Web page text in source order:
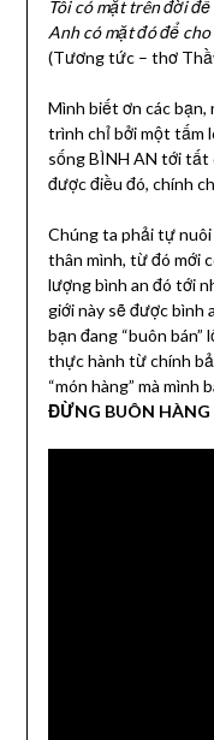
Tôi có mặt trên đời
Anh có mặt đó để
(Tương tức – thơ
Mình biết ơn các
trình chỉ bởi một tấm
sống BÌNH AN tới tất
được điều đó, chính
Chúng ta phải tự
thân mình, từ đó mới
lượng bình an đó tới
giới này sẽ được bình
bạn đang “buôn bán”
thực hành từ chính
“món hàng” mà mình
ĐỪNG BUÔN HÀNG